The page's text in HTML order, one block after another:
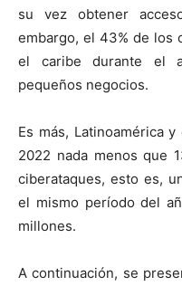
su vez obtener
embargo, el 43% de los
el caribe durante el
pequeños negocios.
Es más, Latinoamérica
2022 nada menos que
ciberataques, esto es,
el mismo período del
millones.
A continuación, se